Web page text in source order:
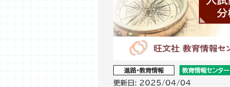
進路・教育情報 教育情報センター
更新日: 2025/04/04